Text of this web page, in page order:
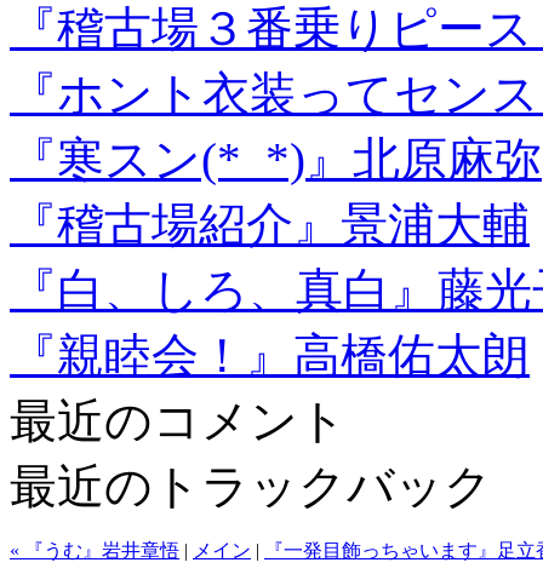
『稽古場３番乗りピー
『ホント衣装ってセン
『寒スン(*_*)』北原麻弥
『稽古場紹介』景浦大輔
『白、しろ、真白』藤
『親睦会！』高橋佑太朗
最近のコメント
最近のトラックバック
« 『うむ』岩井章悟 | メイン | 『一発目飾っちゃいます』足立